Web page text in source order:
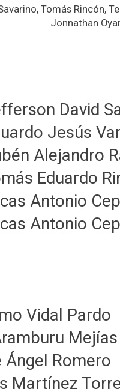
Tomás Rincón,
Jonnathan
David
Jesús
Alejandro
Eduardo
Antonio
Antonio
Vidal Pardo
Mejías
Romero
Martínez